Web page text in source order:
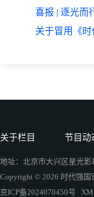
喜报 | 逐光而
关于冒用《
关于栏目 节目动
地址：北京市大兴区星光影
Copyright © 2026 时代强国
京ICP备2024070450号